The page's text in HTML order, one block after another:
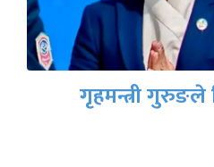
गृहमन्त्री गुरुङले